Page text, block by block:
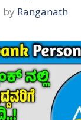
by Ranganath